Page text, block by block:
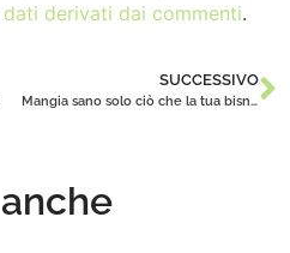
derivati dai commenti.
SUCCESSIVO
Mangia sano solo ciò che la tua bisnonna potrebbe conoscere come cibo